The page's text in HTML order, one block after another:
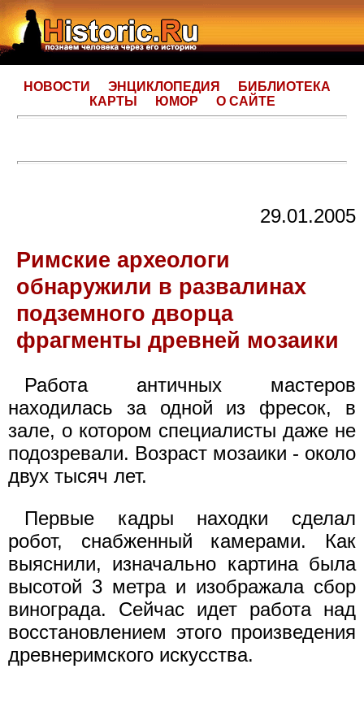
НОВОСТИ ЭНЦИКЛОПЕДИЯ
БИБЛИОТЕКА
КАРТЫ
ЮМОР О САЙТЕ
29.01.2005
Римские археологи
обнаружили в развалинах
подземного дворца
фрагменты древней мозаики
Работа античных мастеров
находилась за одной из фресок, в
зале, о котором специалисты даже не
подозревали. Возраст мозаики - около
двух тысяч лет.
Первые кадры находки сделал
робот, снабженный камерами. Как
выяснили, изначально картина была
высотой 3 метра и изображала сбор
винограда. Сейчас идет работа над
восстановлением этого произведения
древнеримского искусства.